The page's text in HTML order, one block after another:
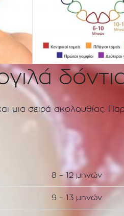
μια σειρά ακολουθίας.
8 – 12 μηνών
9 – 13 μηνών